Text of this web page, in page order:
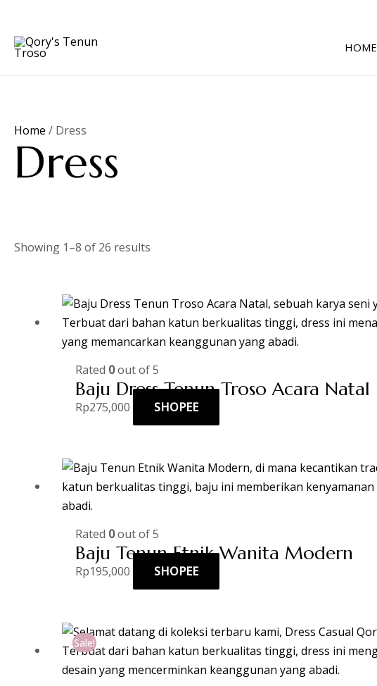
konten
HOME
Home / Dress
Dress
Showing 1–8 of 26 results
Rated 0out of 5
Baju Dress Tenun Troso Acara Natal
Rp275,000 SHOPEE
Rated 0out of 5
Baju Tenun Etnik Wanita Modern
Rp195,000 SHOPEE
Sale!